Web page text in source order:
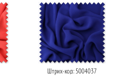
Штрих-код: 5004037